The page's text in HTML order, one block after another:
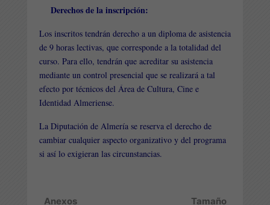
Derechos de la inscripción:
Los inscritos tendrán derecho a un diploma de asistencia
de 9 horas lectivas, que corresponde a la totalidad del
curso. Para ello, tendrán que acreditar su asistencia
mediante un control presencial que se realizará a tal
efecto por técnicos del Área de Cultura, Cine e
Identidad Almeriense.
La Diputación de Almería se reserva el derecho de
cambiar cualquier aspecto organizativo y del programa
si así lo exigieran las circunstancias.
Anexos
Tamaño